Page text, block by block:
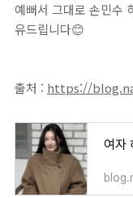
예뻐서 그대로 손민수
유드립니다😊
출처 : https://